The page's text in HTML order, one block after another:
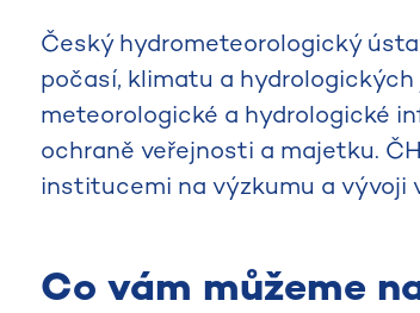
Český hydrometeorologický
počasí, klimatu a
meteorologické a hydrologické
ochraně veřejnosti a majetku.
institucemi na výzkumu a vývoji
Co vám můžeme